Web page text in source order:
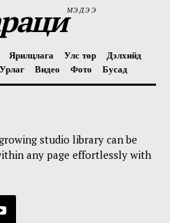
МЭДЭЭ
Ярилцлага Улс төр
Дэлхийд
Урлаг Видео Фото Бусад
studio library can be
any page effortlessly with